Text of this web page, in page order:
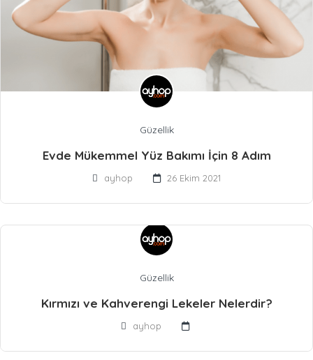
Güzellik
Evde Mükemmel Yüz Bakımı İçin 8 Adım
ayhop 26 Ekim 2021
Güzellik
Kırmızı ve Kahverengi Lekeler Nelerdir?
ayhop